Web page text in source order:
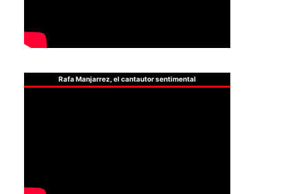
Rafa Manjarrez, el cantautor sentimental